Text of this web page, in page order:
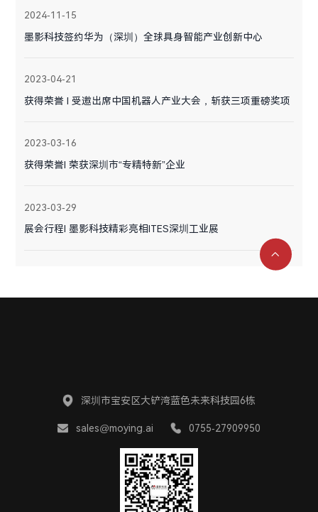
2024-11-15
墨影科技签约华为（深圳）全球具身智能产业创新中心
2023-04-21
获得荣誉 I 受邀出席中国机器人产业大会，斩获三项重磅奖项
2023-03-16
获得荣誉I 荣获深圳市“专精特新”企业
2023-03-29
展会行程I 墨影科技精彩亮相ITES深圳工业展
深圳市宝安区大铲湾蓝色未来科技园6栋
sales@moying.ai 0755-27909950